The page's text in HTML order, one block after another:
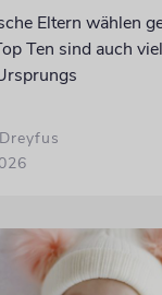
Eltern wählen
Ten sind auch